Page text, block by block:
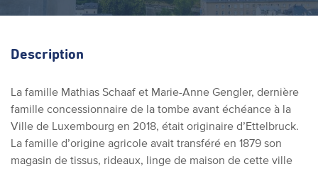
Description
La famille Mathias Schaaf et Marie-Anne Gengler, dernière
famille concessionnaire de la tombe avant échéance à la
Ville de Luxembourg en 2018, était originaire d’Ettelbruck.
La famille d’origine agricole avait transféré en 1879 son
magasin de tissus, rideaux, linge de maison de cette ville